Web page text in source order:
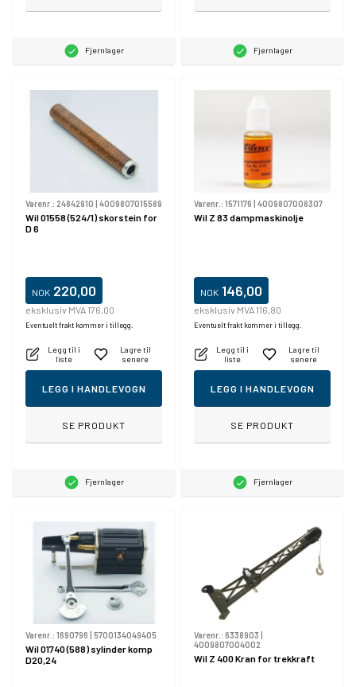
Fjernlager Fjernlager
Varenr.: 24842910 | 4009807015589
Wil 01558 (524/1) skorstein for
D 6
NOK 220,00
eksklusiv MVA 176,00
Eventuelt frakt kommer i tillegg.
Legg til i
liste
Lagre til
senere
LEGG I HANDLEVOGN
SE PRODUKT
Fjernlager
Varenr.: 1571176 | 4009807008307
Wil Z 83 dampmaskinolje
NOK 146,00
eksklusiv MVA 116,80
Eventuelt frakt kommer i tillegg.
Legg til i
liste
Lagre til
senere
LEGG I HANDLEVOGN
SE PRODUKT
Fjernlager
Varenr.: 1690796 5700134049405
Wil 01740 (588) sylinder komp
D20,24
Varenr.: 6338903
4009807004002
Wil Z 400 Kran for trekkraft